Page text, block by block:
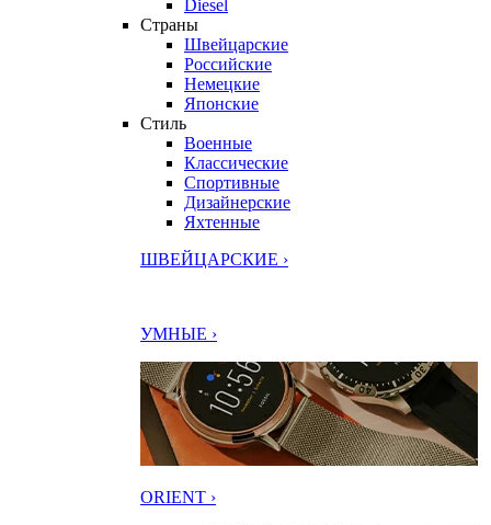
Diesel
Страны
Швейцарские
Российские
Немецкие
Японские
Стиль
Военные
Классические
Спортивные
Дизайнерские
Яхтенные
ШВЕЙЦАРСКИЕ ›
УМНЫЕ ›
ORIENT ›